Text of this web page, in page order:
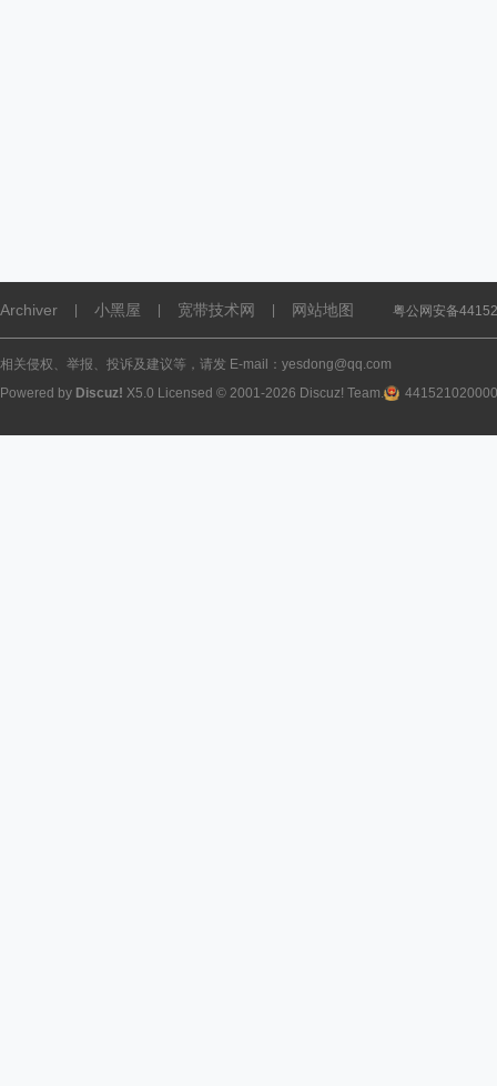
Archiver 小黑屋 宽带技术网 网站地图 粤公网安备
相关侵权、举报、投诉及建议等，请发 E-mail：yesdong@qq.com
Powered by Discuz! X5.0 Licensed © 2001-2026 Discuz! Team.